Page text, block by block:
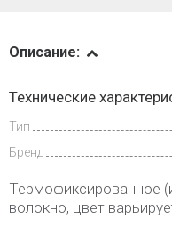
и оплата
Описание:
Технические
Тип
Бренд
Термофиксированное
волокно, цвет